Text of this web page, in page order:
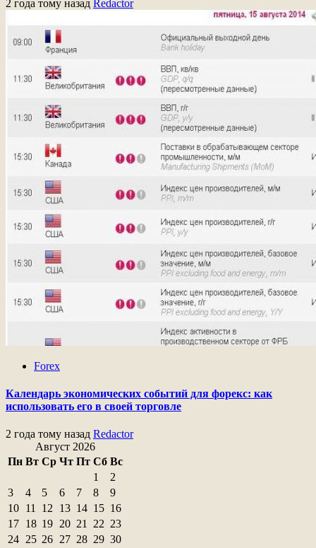
2 года тому назад Redactor
Forex
Календарь экономических событий для форекс: как
использовать его в своей торговле
2 года тому назад Redactor
Август 2026
Пн Вт Ср Чт Пт Сб Вс
1
2
3
4 5 6 7 8
9
10 11 12 13 14 15 16
17 18 19 20 21 22 23
24 25 26 27 28 29 30